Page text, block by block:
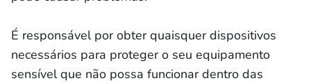
É responsável por obter quaisquer dispositivos
necessários para proteger o seu equipamento
sensível que não possa funcionar dentro das